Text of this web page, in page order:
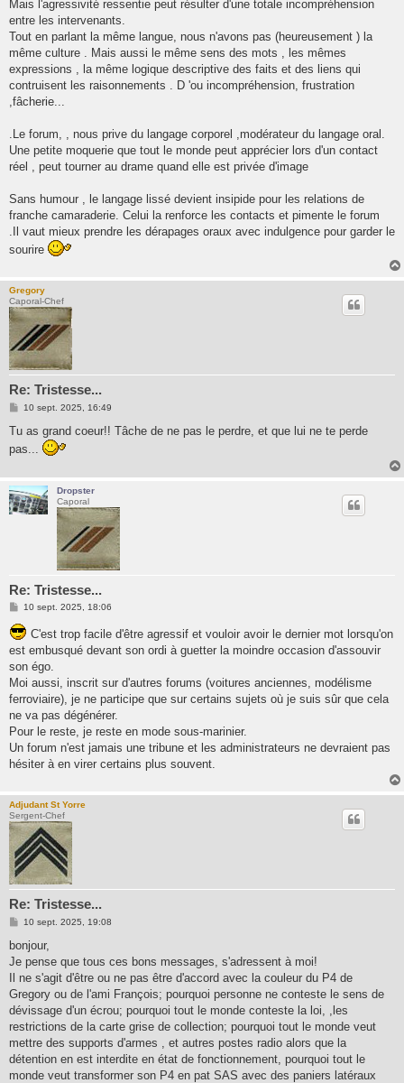
Mais l'agressivité ressentie peut résulter d'une totale incompréhension
entre les intervenants.
Tout en parlant la même langue, nous n'avons pas (heureusement ) la
même culture . Mais aussi le même sens des mots , les mêmes
expressions , la même logique descriptive des faits et des liens qui
contruisent les raisonnements . D 'ou incompréhension, frustration
,fâcherie...
.Le forum, , nous prive du langage corporel ,modérateur du langage oral.
Une petite moquerie que tout le monde peut apprécier lors d'un contact
réel , peut tourner au drame quand elle est privée d'image
Sans humour , le langage lissé devient insipide pour les relations de
franche camaraderie. Celui la renforce les contacts et pimente le forum
.Il vaut mieux prendre les dérapages oraux avec indulgence pour garder le
sourire
Gregory
Caporal-Chef
Re: Tristesse...
M
s
a
10 sept. 2025, 16:49
Tu as grand coeur!! Tâche de ne pas le perdre, et que lui ne te perde
pas...
Dropster
Caporal
Re: Tristesse...
M
s
s
a
e
10 sept. 2025, 18:06
C'est trop facile d'être agressif et vouloir avoir le dernier mot lorsqu'on
est embusqué devant son ordi à guetter la moindre occasion d'assouvir
son égo.
Moi aussi, inscrit sur d'autres forums (voitures anciennes, modélisme
ferroviaire), je ne participe que sur certains sujets où je suis sûr que cela
ne va pas dégénérer.
Pour le reste, je reste en mode sous-marinier.
Un forum n'est jamais une tribune et les administrateurs ne devraient pas
hésiter à en virer certains plus souvent.
Adjudant St Yorre
Sergent-Chef
Re: Tristesse...
M
s
a
g
10 sept. 2025, 19:08
bonjour,
Je pense que tous ces bons messages, s'adressent à moi!
Il ne s'agit d'être ou ne pas être d'accord avec la couleur du P4 de
Gregory ou de l'ami François; pourquoi personne ne conteste le sens de
dévissage d'un écrou; pourquoi tout le monde conteste la loi, ,les
restrictions de la carte grise de collection; pourquoi tout le monde veut
mettre des supports d'armes , et autres postes radio alors que la
détention en est interdite en état de fonctionnement, pourquoi tout le
monde veut transformer son P4 en pat SAS avec des paniers latéraux